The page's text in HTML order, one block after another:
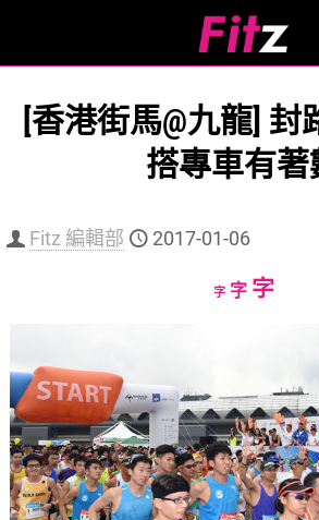
[香港街馬@九龍] 封
搭專車有著
Fitz 編輯部 2017-01-06
字Decrease
字Reset
字